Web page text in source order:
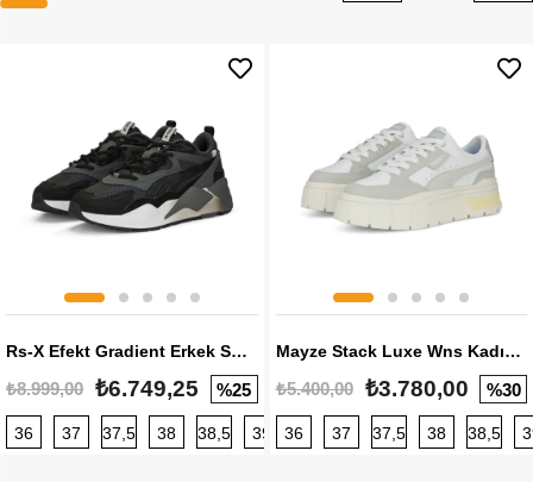
Rs-X Efekt Gradient Erkek Sneaker
₺8.999,00 ₺6.749,25 %25
36 37 37,5 38 38,5 39 40 40,5 41 42 42,5
Mayze Stack Luxe Wns Kadın Sneaker
₺5.400,00 ₺3.780,00 %30
36 37 37,5 38 38,5